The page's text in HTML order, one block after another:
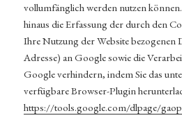
vollumfänglich werden nutzen
hinaus die Erfassung der durch den
Ihre Nutzung der Website bezogenen
Adresse) an Google sowie die
Google verhindern, indem Sie das
verfügbare Browser-Plugin
https://tools.google.com/dlpage/